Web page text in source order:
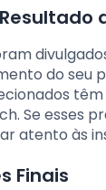
do seu
Se esses
atento às
Finais